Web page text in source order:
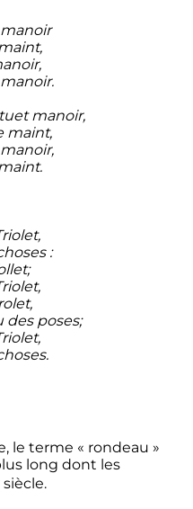
manoir,
maint,
:
des poses;
le terme « rondeau »
long dont les
siècle.